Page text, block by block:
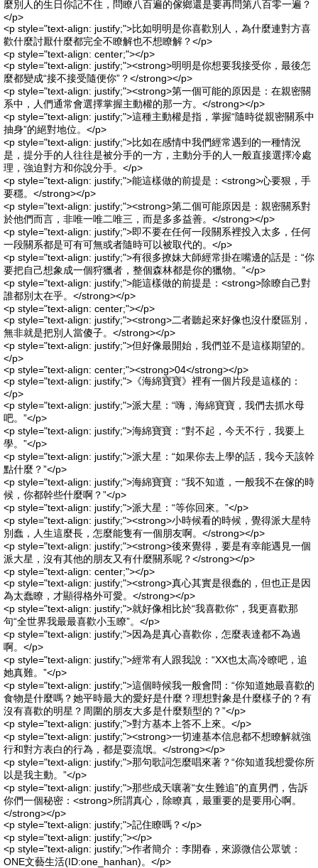
麼別人的生日你記不住，問瞭八百遍的傢鄉還是要再問第八百零一遍？
</p>
<p style="text-align: justify;">比如明明是你喜歡別人，為什麼連對方喜
歡什麼討厭什麼都完全不瞭解也不想瞭解？</p>
<p style="text-align: center;"></p>
<p style="text-align: justify;"><strong>明明是你想要我接受你，最後怎
麼都變成“接不接受隨便你”？</strong></p>
<p style="text-align: justify;"><strong>第一個可能的原因是：在親密關
系中，人們通常會選擇掌握主動權的那一方。</strong></p>
<p style="text-align: justify;">這種主動權是指，掌握“隨時從親密關系中
抽身”的絕對地位。</p>
<p style="text-align: justify;">比如在感情中我們經常遇到的一種情況
是，提分手的人往往是被分手的一方，主動分手的人一般直接選擇冷處
理，強迫對方和你說分手。</p>
<p style="text-align: justify;">能這樣做的前提是：<strong>心要狠，手
要穩。</strong></p>
<p style="text-align: justify;"><strong>第二個可能原因是：親密關系對
於他們而言，非唯一唯二唯三，而是多多益善。</strong></p>
<p style="text-align: justify;">即不要在任何一段關系裡投入太多，任何
一段關系都是可有可無或者隨時可以被取代的。</p>
<p style="text-align: justify;">有很多撩妹大師經常掛在嘴邊的話是：“你
要把自己想象成一個狩獵者，整個森林都是你的獵物。”</p>
<p style="text-align: justify;">能這樣做的前提是：<strong>除瞭自己對
誰都別太在乎。</strong></p>
<p style="text-align: center;"></p>
<p style="text-align: justify;"><strong>二者聽起來好像也沒什麼區別，
無非就是把別人當傻子。</strong></p>
<p style="text-align: justify;">但好像最開始，我們並不是這樣期望的。
</p>
<p style="text-align: center;"><strong>04</strong></p>
<p style="text-align: justify;">《海綿寶寶》裡有一個片段是這樣的：
</p>
<p style="text-align: justify;">派大星：“嗨，海綿寶寶，我們去抓水母
吧。”</p>
<p style="text-align: justify;">海綿寶寶：“對不起，今天不行，我要上
學。”</p>
<p style="text-align: justify;">派大星：“如果你去上學的話，我今天該幹
點什麼？”</p>
<p style="text-align: justify;">海綿寶寶：“我不知道，一般我不在傢的時
候，你都幹些什麼啊？”</p>
<p style="text-align: justify;">派大星：“等你回來。”</p>
<p style="text-align: justify;"><strong>小時候看的時候，覺得派大星特
別蠢，人生這麼長，怎麼能隻有一個朋友啊。</strong></p>
<p style="text-align: justify;"><strong>後來覺得，要是有幸能遇見一個
派大星，沒有其他的朋友又有什麼關系呢？</strong></p>
<p style="text-align: center;"></p>
<p style="text-align: justify;"><strong>真心其實是很蠢的，但也正是因
為太蠢瞭，才顯得格外可愛。</strong></p>
<p style="text-align: justify;">就好像相比於“我喜歡你”，我更喜歡那
句“全世界我最最喜歡小玉瞭”。</p>
<p style="text-align: justify;">因為是真心喜歡你，怎麼表達都不為過
啊。</p>
<p style="text-align: justify;">經常有人跟我說：“XX也太高冷瞭吧，追
她真難。”</p>
<p style="text-align: justify;">這個時候我一般會問：“你知道她最喜歡的
食物是什麼嗎？她平時最大的愛好是什麼？理想對象是什麼樣子的？有
沒有喜歡的明星？周圍的朋友大多是什麼類型的？”</p>
<p style="text-align: justify;">對方基本上答不上來。</p>
<p style="text-align: justify;"><strong>一切連基本信息都不想瞭解就強
行和對方表白的行為，都是耍流氓。</strong></p>
<p style="text-align: justify;">那句歌詞怎麼唱來著？“你知道我想愛你所
以是我主動。”</p>
<p style="text-align: justify;">那些成天嚷著“女生難追”的直男們，告訴
你們一個秘密：<strong>所謂真心，除瞭真，最重要的是要用心啊。
</strong></p>
<p style="text-align: justify;">記住瞭嗎？</p>
<p style="text-align: justify;"></p>
<p style="text-align: justify;">作者簡介：李開春，來源微信公眾號：
ONE文藝生活(ID:one_hanhan)。</p>